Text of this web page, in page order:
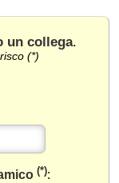
un collega.
(*)
(*):